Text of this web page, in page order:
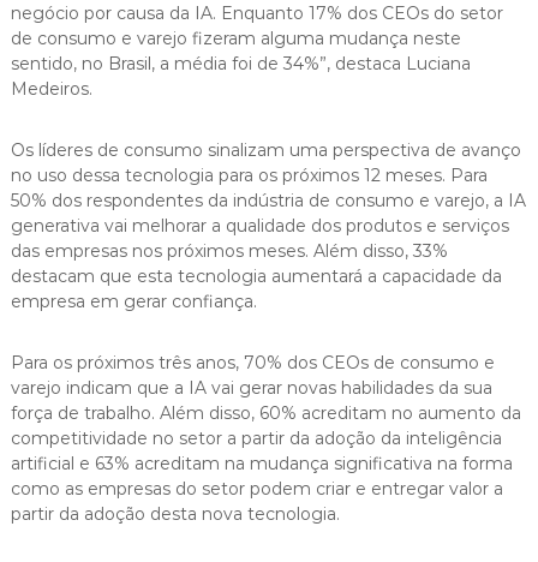
negócio por causa da IA. Enquanto 17% dos CEOs do setor
de consumo e varejo fizeram alguma mudança neste
sentido, no Brasil, a média foi de 34%”, destaca Luciana
Medeiros.
Os líderes de consumo sinalizam uma perspectiva de avanço
no uso dessa tecnologia para os próximos 12 meses. Para
50% dos respondentes da indústria de consumo e varejo, a IA
generativa vai melhorar a qualidade dos produtos e serviços
das empresas nos próximos meses. Além disso, 33%
destacam que esta tecnologia aumentará a capacidade da
empresa em gerar confiança.
Para os próximos três anos, 70% dos CEOs de consumo e
varejo indicam que a IA vai gerar novas habilidades da sua
força de trabalho. Além disso, 60% acreditam no aumento da
competitividade no setor a partir da adoção da inteligência
artificial e 63% acreditam na mudança significativa na forma
como as empresas do setor podem criar e entregar valor a
partir da adoção desta nova tecnologia.